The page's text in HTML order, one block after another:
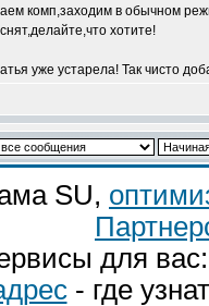
комп,заходим в обычном
хотите!
уже устарела! Так чисто
SU,
для
- где